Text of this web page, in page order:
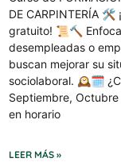
DE CARPINTERÍA 🛠️
gratuito! 📜🔨
desempleadas o
buscan mejorar su
sociolaboral. 🕰️🗓️
Septiembre,
en horario
LEER MÁS »